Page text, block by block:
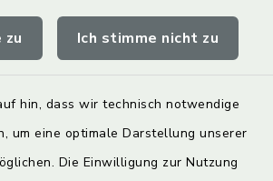
zu Ich stimme nicht zu
hin, dass wir technisch notwendige
um eine optimale Darstellung unserer
Die Einwilligung zur Nutzung